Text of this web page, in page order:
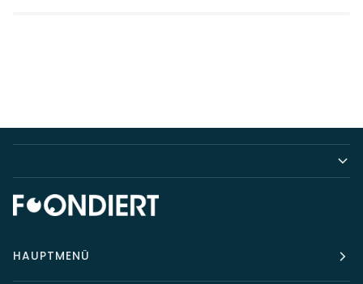
HAUPTMENÜ